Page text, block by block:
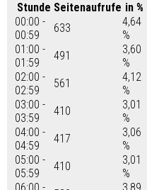
Stunde Seitenaufrufe in %
00:00 -
00:59
633
4,64
%
01:00 -
01:59
491
3,60
%
02:00 -
02:59
561
4,12
%
03:00 -
03:59
410
3,01
%
04:00 -
04:59
417
3,06
%
05:00 -
05:59
410
3,01
%